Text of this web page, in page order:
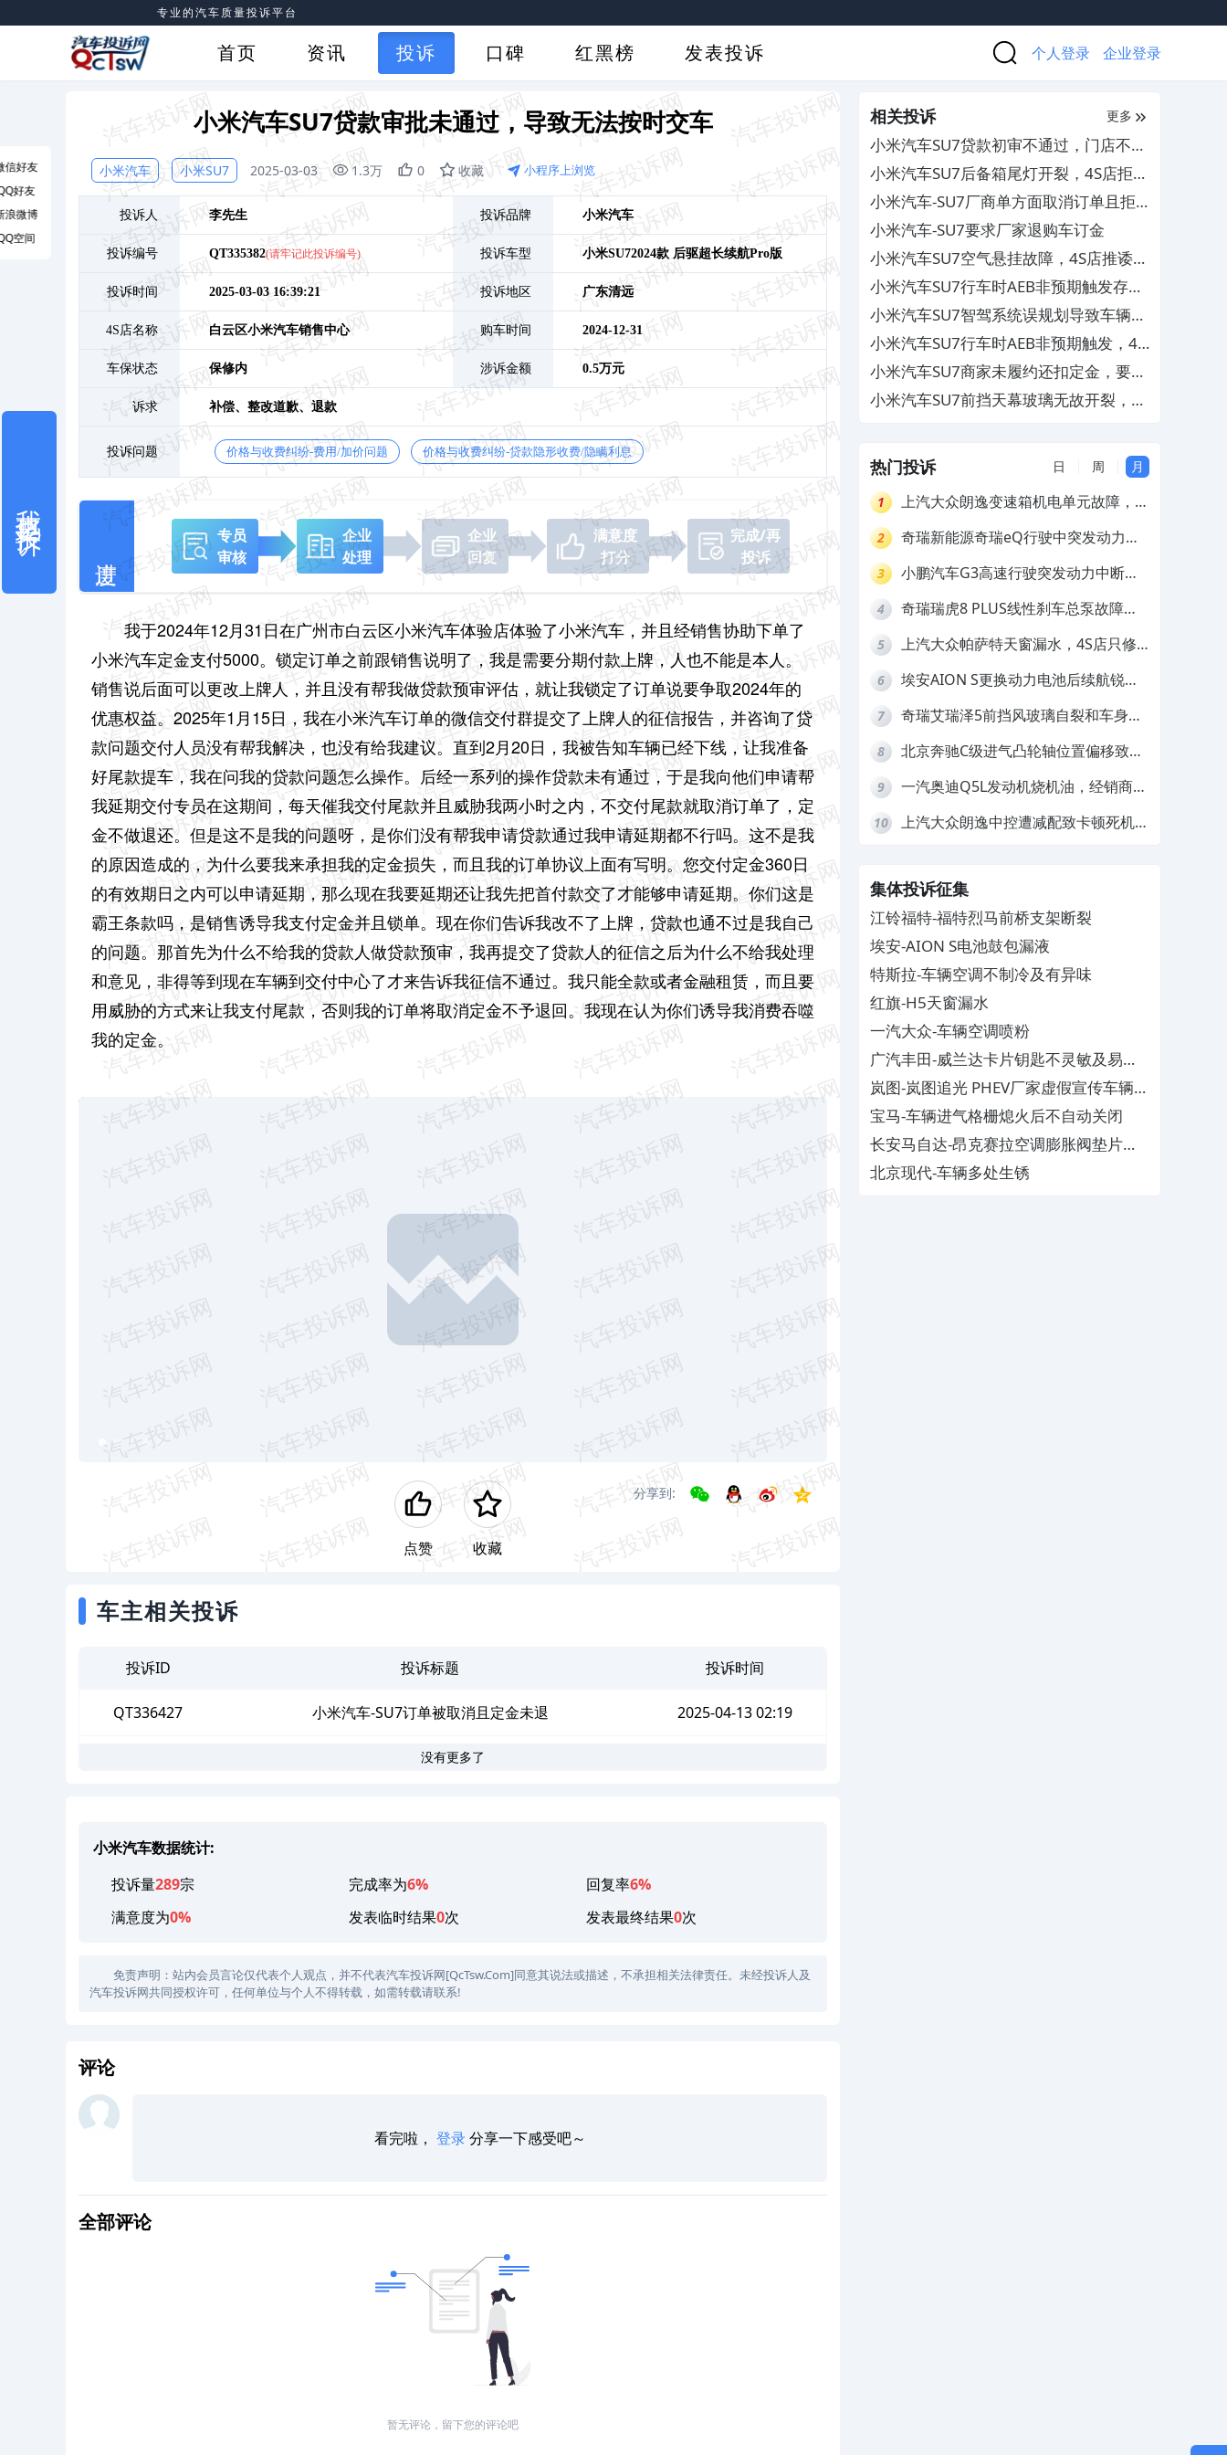
专业的汽车质量投诉平台
首页 资讯 投诉 口碑 红黑榜 发表投诉 个人登录 企业登录
小米汽车SU7贷款审批未通过，导致无法按时交车
小米汽车 小米SU7 2025-03-03 1.3万 0 收藏 小程序上浏览
投诉人 李先生 投诉品牌 小米汽车
投诉编号 QT335382(请牢记此投诉编号) 投诉车型 小米SU72024款 后驱超长续航Pro版
投诉时间 2025-03-03 16:39:21 投诉地区 广东清远
4S店名称 白云区小米汽车销售中心 购车时间 2024-12-31
车保状态 保修内 涉诉金额 0.5万元
诉求 补偿、 整改道歉、 退款
投诉问题 价格与收费纠纷-费用/加价问题 价格与收费纠纷-贷款隐形收费/隐瞒利息
专员
审核
企业
处理
企业
回复
满意度
打分
完成/再
投诉
我于2024年12月31日在广州市白云区小米汽车体验店体验了小米汽车，并且经销售协助下单了
小米汽车定金支付5000。锁定订单之前跟销售说明了，我是需要分期付款上牌，人也不能是本人。
销售说后面可以更改上牌人，并且没有帮我做贷款预审评估，就让我锁定了订单说要争取2024年的
优惠权益。2025年1月15日，我在小米汽车订单的微信交付群提交了上牌人的征信报告，并咨询了贷
款问题交付人员没有帮我解决，也没有给我建议。直到2月20日，我被告知车辆已经下线，让我准备
好尾款提车，我在问我的贷款问题怎么操作。后经一系列的操作贷款未有通过，于是我向他们申请帮
我延期交付专员在这期间，每天催我交付尾款并且威胁我两小时之内，不交付尾款就取消订单了，定
金不做退还。但是这不是我的问题呀，是你们没有帮我申请贷款通过我申请延期都不行吗。这不是我
的原因造成的，为什么要我来承担我的定金损失，而且我的订单协议上面有写明。您交付定金360日
的有效期日之内可以申请延期，那么现在我要延期还让我先把首付款交了才能够申请延期。你们这是
霸王条款吗，是销售诱导我支付定金并且锁单。现在你们告诉我改不了上牌，贷款也通不过是我自己
的问题。那首先为什么不给我的贷款人做贷款预审，我再提交了贷款人的征信之后为什么不给我处理
和意见，非得等到现在车辆到交付中心了才来告诉我征信不通过。我只能全款或者金融租赁，而且要
用威胁的方式来让我支付尾款，否则我的订单将取消定金不予退回。我现在认为你们诱导我消费吞噬
我的定金。
点赞 收藏
分享到:
车主相关投诉
投诉ID 投诉标题 投诉时间
QT336427 小米汽车-SU7订单被取消且定金未退 2025-04-13 02:19
没有更多了
小米汽车数据统计:
投诉量289宗 完成率为6% 回复率6%
满意度为0% 发表临时结果0次 发表最终结果0次
免责声明：站内会员言论仅代表个人观点，并不代表汽车投诉网[QcTsw.Com]同意其说法或描述，不承担相关法律责任。未经投诉人及
汽车投诉网共同授权许可，任何单位与个人不得转载，如需转载请联系!
评论
看完啦， 登录分享一下感受吧～
全部评论
暂无评论，留下您的评论吧
相关投诉 更多
小米汽车SU7贷款初审不通过，门店不退
定金
小米汽车SU7后备箱尾灯开裂，4S店拒绝
维修
小米汽车-SU7厂商单方面取消订单且拒
退订金
小米汽车-SU7要求厂家退购车订金
小米汽车SU7空气悬挂故障，4S店推诿不
予维修
小米汽车SU7行车时AEB非预期触发存安
全隐患，4S店拖延推诿拒出检测报告
小米汽车SU7智驾系统误规划导致车辆实
线变道及闯红灯，售后补偿方案不合理
小米汽车SU7行车时AEB非预期触发，4S
店拖延推诿拒出检测报告
小米汽车SU7商家未履约还扣定金，要求
退款并道歉
小米汽车SU7前挡天幕玻璃无故开裂，厂
热门投诉 日 周 月
1
上汽大众朗逸变速箱机电单元故障，厂
2
奇瑞新能源奇瑞eQ行驶中突发动力受
拒绝三电质保
3
小鹏汽车G3高速行驶突发动力中断，
4
奇瑞瑞虎8 PLUS线性刹车总泵故障，
5
上汽大众帕萨特天窗漏水，4S店只修
6
埃安AION S更换动力电池后续航锐
7
奇瑞艾瑞泽5前挡风玻璃自裂和车身多
8
北京奔驰C级进气凸轮轴位置偏移致发
9
一汽奥迪Q5L发动机烧机油，经销商推
10
上汽大众朗逸中控遭减配致卡顿死机，
集体投诉征集
江铃福特-福特烈马前桥支架断裂
埃安-AION S电池鼓包漏液
特斯拉-车辆空调不制冷及有异味
红旗-H5天窗漏水
一汽大众-车辆空调喷粉
广汽丰田-威兰达卡片钥匙不灵敏及易消
磁
岚图-岚图追光 PHEV厂家虚假宣传车辆配
置与功能
宝马-车辆进气格栅熄火后不自动关闭
长安马自达-昂克赛拉空调膨胀阀垫片生
锈
北京现代-车辆多处生锈
信好友
好友
浪微博
空间